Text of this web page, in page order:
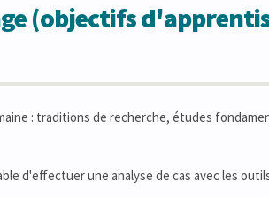
(objectifs
: traditions de recherche, études
d'effectuer une analyse de cas avec les